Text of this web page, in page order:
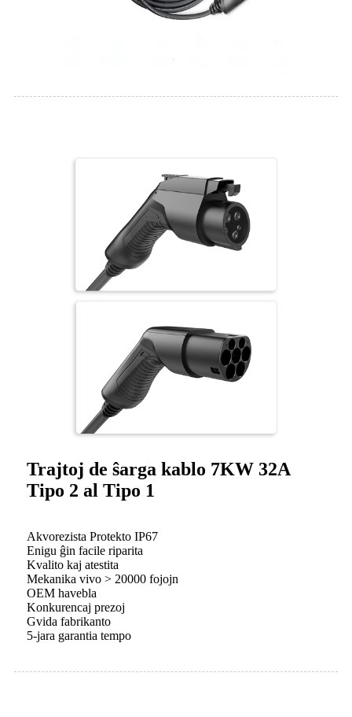
Trajtoj de ŝarga kablo 7KW 32A
Tipo 2 al Tipo 1
Akvorezista Protekto IP67
Enigu ĝin facile riparita
Kvalito kaj atestita
Mekanika vivo > 20000 fojojn
OEM havebla
Konkurencaj prezoj
Gvida fabrikanto
5-jara garantia tempo